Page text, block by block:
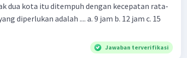
dua kota itu ditempuh dengan kecepatan rata-
adalah .... a. 9 jam b. 12 jam c. 15
Jawaban terverifikasi